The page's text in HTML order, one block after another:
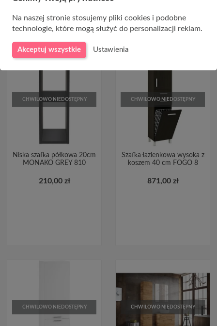
CHWILOWO NIEDOSTĘPNY
Niska szafka półkowa 20cm
MONAKO GREY 810
210,00 zł
CHWILOWO NIEDOSTĘPNY
Szafka łazienkowa wysoka z
koszem 40 cm FOGO 8
871,00 zł
CHWILOWO NIEDOSTĘPNY CHWILOWO NIEDOSTĘPNY
Na naszej stronie stosujemy pliki cookies i podobne
technologie, które mogą służyć do personalizacji reklam.
Akceptuj wszystkie Ustawienia